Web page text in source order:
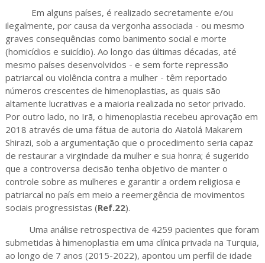
Em alguns países, é realizado secretamente e/ou
ilegalmente, por causa da vergonha associada - ou mesmo
graves consequências como banimento social e morte
(homicídios e suicídio). Ao longo das últimas décadas, até
mesmo países desenvolvidos - e sem forte repressão
patriarcal ou violência contra a mulher - têm reportado
números crescentes de himenoplastias, as quais são
altamente lucrativas e a maioria realizada no setor privado.
Por outro lado, no Irã, o himenoplastia recebeu aprovação em
2018 através de uma fátua de autoria do Aiatolá Makarem
Shirazi, sob a argumentação que o procedimento seria capaz
de restaurar a virgindade da mulher e sua honra; é sugerido
que a controversa decisão tenha objetivo de manter o
controle sobre as mulheres e garantir a ordem religiosa e
patriarcal no país em meio a reemergência de movimentos
sociais progressistas (Ref.22).
Uma análise retrospectiva de 4259 pacientes que foram
submetidas à himenoplastia em uma clínica privada na Turquia,
ao longo de 7 anos (2015-2022), apontou um perfil de idade